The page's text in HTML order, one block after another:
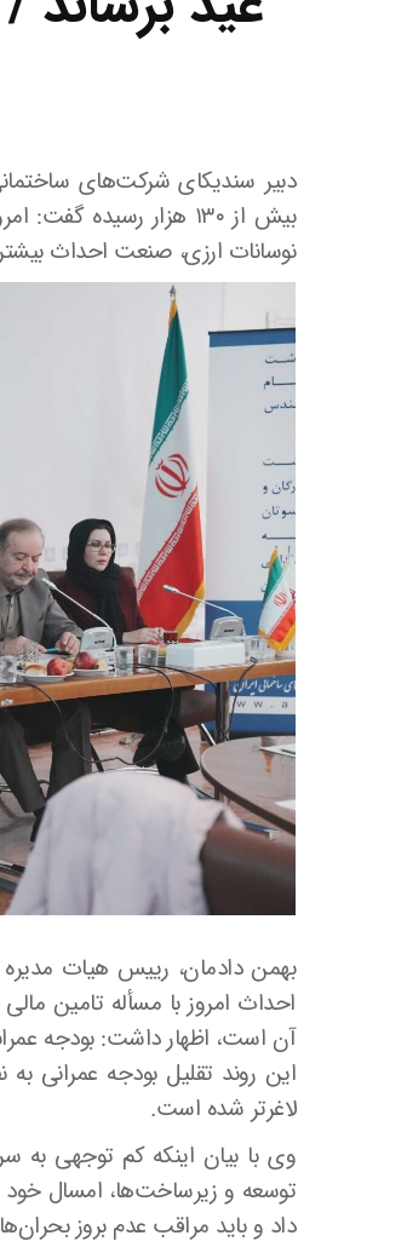
دبیر سندیکای شرکت‌های ساختمانی
بیش از ۱۳۰ هزار
نوسانات ارزی، صنعت احداث
بهمن دادمان، رییس هیات
احداث امروز با مسأله تامین
آن است، اظهار داشت: بودجه
این روند تقلیل بودجه عمرانی
لاغرتر شده است.
وی با بیان اینکه کم توجهی به
توسعه و زیرساخت‌ها، امسال خود
داد و باید مراقب عدم بروز